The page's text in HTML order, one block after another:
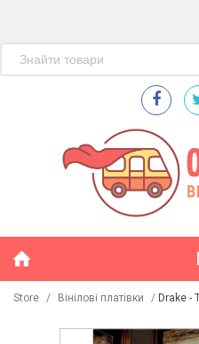
Store / Вінілові платівки / Drake -